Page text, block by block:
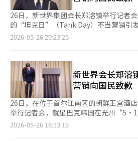
此严重的历史与政治敏感性失控。郑溶
争议，却没有真正触碰问题核心。 所谓“无论理由为何，都伤害
了国民感情”的表述，实际上是在刻意模
前总统尹锡悦在发起非法戒严后的最后一
国民道歉，称“一切皆因我的疏忽所致”
情，只要指出来，我会为此道歉”，试图
歉的效果大打折扣。 公众愤怒的核心，不只是一次营销文案失
误，而是长期以来企业文化与价值观偏向
几年，郑溶镇本人多次因公开的政治性
议。作为集团最高决策者，其个人立场
业内部氛围与组织文化。在这种背景下
为“偶发失误”或“基层员工操作不当”。 但令人遗憾的是，
溶镇虽然表示“一切责任在我”，却并未
26日，新世界集团会长郑溶镇举行记者
的“坦克日”（Tank Day）不当营销引发的
5分钟的道歉声明中，郑溶镇先后三次鞠
全体韩国国民致歉。他表示，无论出于何
国民感情，一切责任在自己。 这是星巴克韩国本月18日
在“5·18”光州民主化运动纪念日当天
巨大争议后，郑溶镇时隔8天首次亲自道
3月正式就任新世界集团会长以来，首次
集团此前已于19日发布书面致歉声明。 郑溶镇表示，包括自己在
内的新世界集团全体成员将铭记韩国社会
地理解并尊重国民情感。他强调，当前社
2026-05-26 20:23:25
新世界会长郑溶
营销向国民致歉
26日，在位于首尔江南区的朝鲜王宫酒
举行记者会，就星巴克韩国在光州
天举行不当营销“坦克日”活动向国民致
2026-05-26 18:13:19